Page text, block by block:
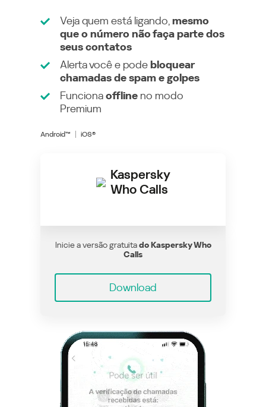
Veja quem está ligando, mesmo
que o número não faça parte dos
seus contatos
Alerta você e podebloquear
chamadas de spam e golpes
Funcionaoffline no modo
Premium
Android™ iOS®
Kaspersky
Who Calls
Inicie a versão gratuitado Kaspersky Who
Calls
Download